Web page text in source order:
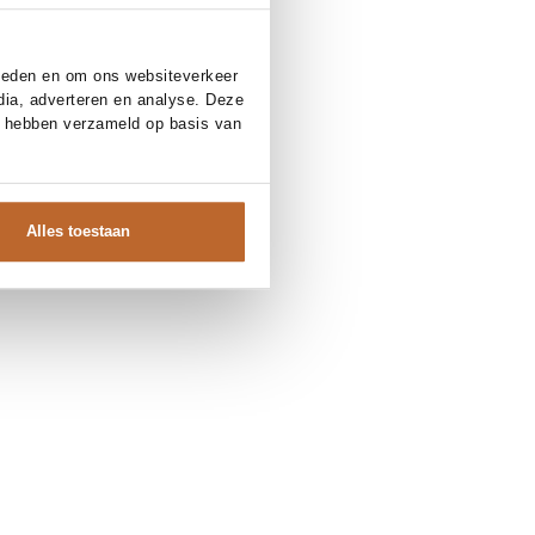
en om ons websiteverkeer
adverteren en analyse. Deze
verzameld op basis van
Alles toestaan